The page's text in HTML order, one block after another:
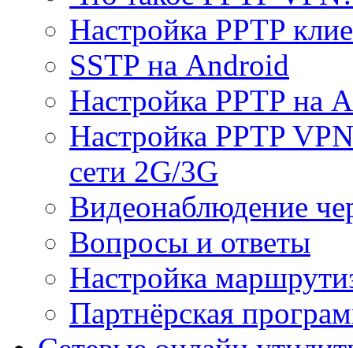
Настройка PPTP
SSTP на Android
Настройка PPTP на
Настройка PPTP
сети 2G/3G
Видеонаблюдение
Вопросы и ответы
Настройка
Партнёрская